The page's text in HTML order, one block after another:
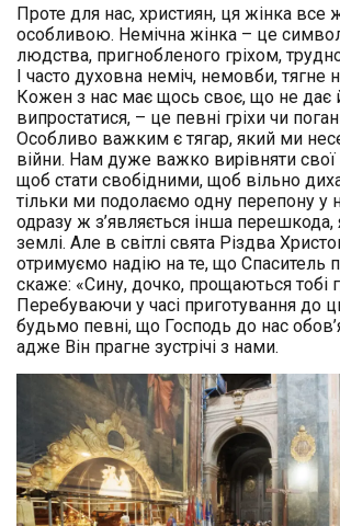
Проте для нас, християн, ця жінка все
особливою. Немічна жінка – це
людства, пригнобленого гріхом,
І часто духовна неміч, немовби, тягне
Кожен з нас має щось своє, що не дає
випростатися, – це певні гріхи чи
Особливо важким є тягар, який ми
війни. Нам дуже важко вирівняти свої
щоб стати свобідними, щоб вільно
тільки ми подолаємо одну перепону у
одразу ж з’являється інша перешкода,
землі. Але в світлі свята Різдва
отримуємо надію на те, що Спаситель
скаже: «Сину, дочко, прощаються тобі
Перебуваючи у часі приготування до
будьмо певні, що Господь до нас
адже Він прагне зустрічі з нами.